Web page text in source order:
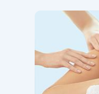
dan Mesir Purba. Manfaat: ...